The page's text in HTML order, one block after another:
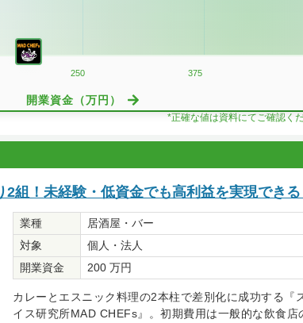
250 375
開業資金（万円）
*正確な値は資料にてご確認くだ
組！未経験・低資金でも高利益を実現できる
業種
居酒屋・バー
対象
個人・法人
開業資金
200 万円
カレーとエスニック料理の2本柱で差別化に成功する『
イス研究所MAD CHEFs』。初期費用は一般的な飲食店